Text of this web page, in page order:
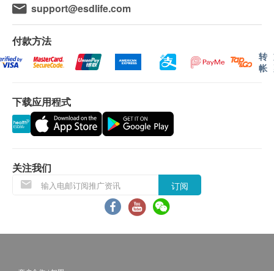
6.7cm x 6.7cm x 12.3cm
品牌
纽美
产地
包装
60粒
成份
产品包装
6.7cm x 6.7cm x 12.3cm
讯号悬掛或黑色暴雨警告生效时，送货服务时间将会
延迟。
4. 所有订单须视乎相关货品的供应情况再作最後确
认。倘若健康网购health.ESDlife未能提供任何订单上
的货品，健康网购health.ESDlife有权拒绝接受该订
排。
保证：
应最少有6个月或以上。
1. 当顾客收取已订购之货品时，有责任检查货品是否
support@esdlife.com
付款方法
转
帐
下载应用程式
关注我们
订阅